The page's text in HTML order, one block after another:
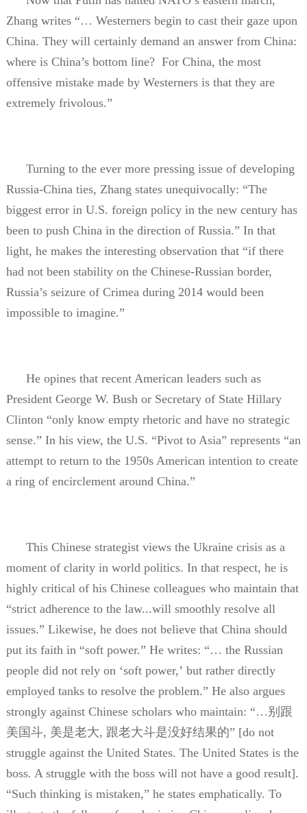
Zhang writes “… Westerners begin to cast their gaze upon
China. They will certainly demand an answer from China:
where is China’s bottom line? For China, the most
offensive mistake made by Westerners is that they are
extremely frivolous.”
Turning to the ever more pressing issue of developing
Russia-China ties, Zhang states unequivocally: “The
biggest error in U.S. foreign policy in the new century has
been to push China in the direction of Russia.” In that
light, he makes the interesting observation that “if there
had not been stability on the Chinese-Russian border,
Russia’s seizure of Crimea during 2014 would been
impossible to imagine.”
He opines that recent American leaders such as
President George W. Bush or Secretary of State Hillary
Clinton “only know empty rhetoric and have no strategic
sense.” In his view, the U.S. “Pivot to Asia” represents “an
attempt to return to the 1950s American intention to create
a ring of encirclement around China.”
This Chinese strategist views the Ukraine crisis as a
moment of clarity in world politics. In that respect, he is
highly critical of his Chinese colleagues who maintain that
“strict adherence to the law...will smoothly resolve all
issues.” Likewise, he does not believe that China should
put its faith in “soft power.” He writes: “… the Russian
people did not rely on ‘soft power,’ but rather directly
employed tanks to resolve the problem.” He also argues
strongly against Chinese scholars who maintain: “…别跟
美国斗, 美是老大, 跟老大斗是没好结果的” [do not
struggle against the United States. The United States is the
boss. A struggle with the boss will not have a good result].
“Such thinking is mistaken,” he states emphatically. To